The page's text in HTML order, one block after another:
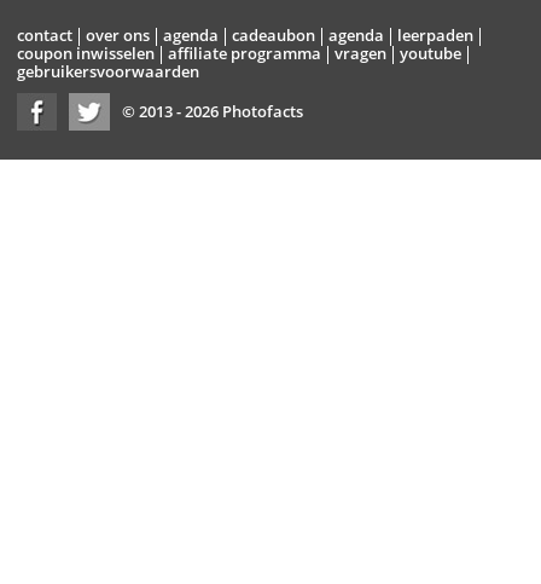
contact over ons agenda cadeaubon agenda
leerpaden
coupon inwisselen
affiliate programma vragen
youtube
gebruikersvoorwaarden
© 2013 - 2026 Photofacts